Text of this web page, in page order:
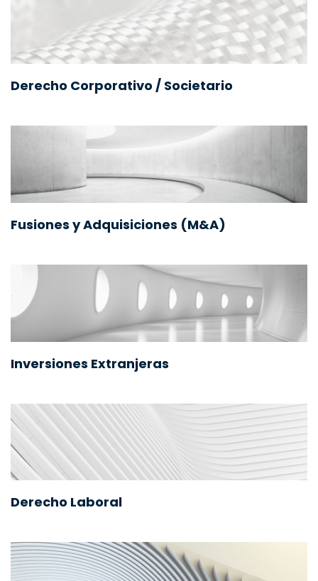
Derecho Corporativo / Societario
Fusiones y Adquisiciones (M&A)
Inversiones Extranjeras
Derecho Laboral